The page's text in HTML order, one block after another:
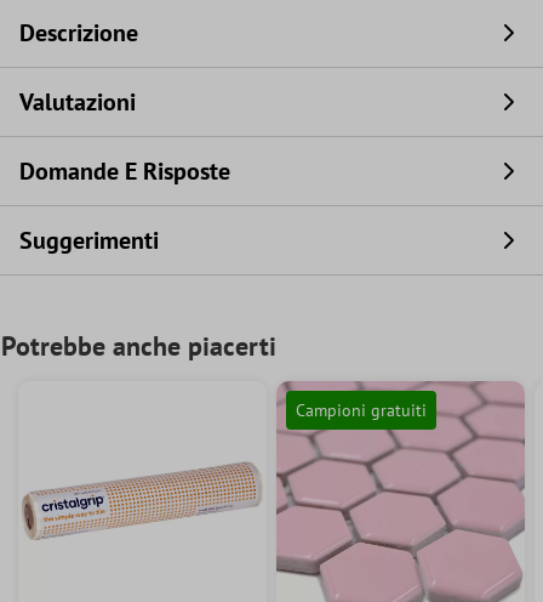
Descrizione
Valutazioni
Domande E Risposte
Suggerimenti
Potrebbe anche piacerti
Campioni gratuiti